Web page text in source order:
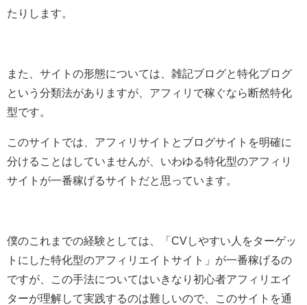
たりします。
また、サイトの形態については、雑記ブログと特化ブログ
という分類法がありますが、アフィリで稼ぐなら断然特化
型です。
このサイトでは、アフィリサイトとブログサイトを明確に
分けることはしていませんが、いわゆる特化型のアフィリ
サイトが一番稼げるサイトだと思っています。
僕のこれまでの経験としては、「CVしやすい人をターゲッ
トにした特化型のアフィリエイトサイト」が一番稼げるの
ですが、この手法についてはいきなり初心者アフィリエイ
ターが理解して実践するのは難しいので、このサイトを通